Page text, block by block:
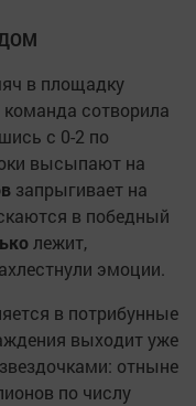
в площадку
команда сотворила
с 0-2 по
высыпают на
запрыгивает на
в победный
лежит,
эмоции.
в потрибунные
выходит уже
отныне
по числу